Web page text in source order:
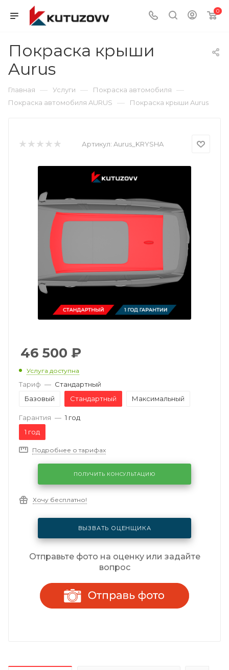
0
Покраска крыши
Aurus
Главная — Услуги — Покраска автомобиля —
Покраска автомобиля AURUS — Покраска крыши Aurus
Артикул: Aurus_KRYSHA
46 500 ₽
Услуга доступна
Тариф — Стандартный
Базовый
Стандартный Максимальный
Гарантия — 1 год
1 год
Подробнее о тарифах
ПОЛУЧИТЬ КОНСУЛЬТАЦИЮ
Хочу бесплатно!
ВЫЗВАТЬ ОЦЕНЩИКА
Отправьте фото на оценку или задайте
вопрос